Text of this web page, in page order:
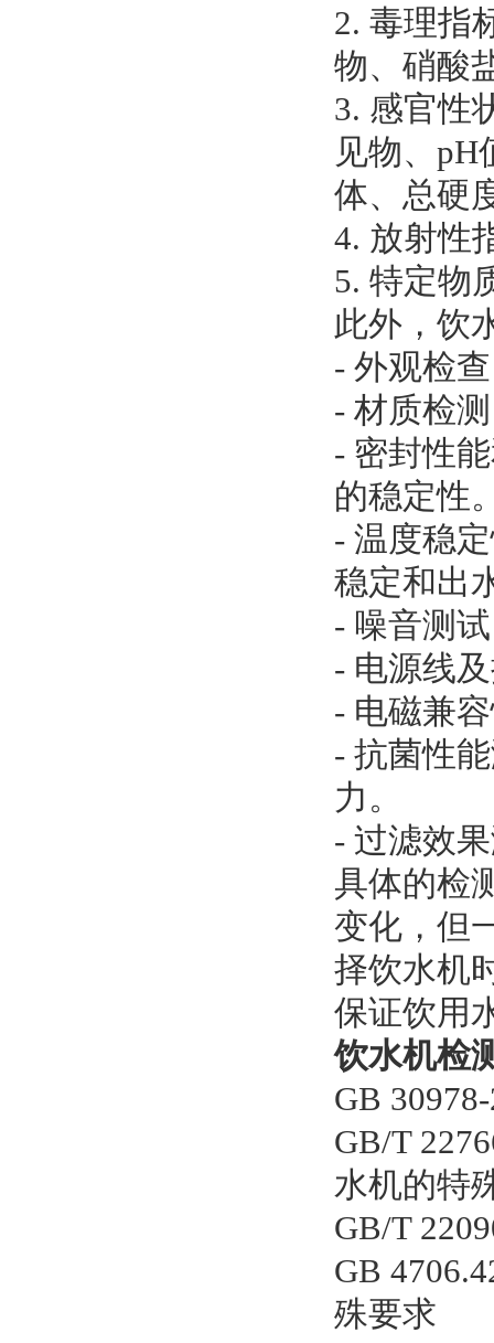
2. 毒理指
物、硝酸
3. 感官性
见物、
体、总硬
4. 放射性
5. 特定物
此外，饮
- 外观检
- 材质检
- 密封性
的稳定性
- 温度稳
稳定和出
- 噪音测
- 电源线
- 电磁兼
- 抗菌性
力。
- 过滤效
具体的检
变化，但
择饮水机
保证饮用
饮水机检
GB
GB/T
水机的特
GB/T
GB
殊要求